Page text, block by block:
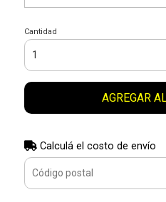
Cantidad
AGREGAR
Calculá el costo de envío